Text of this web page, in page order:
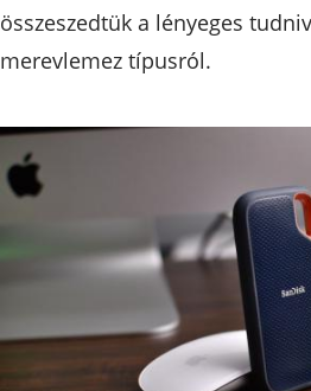
összeszedtük a lényeges
merevlemez típusról.